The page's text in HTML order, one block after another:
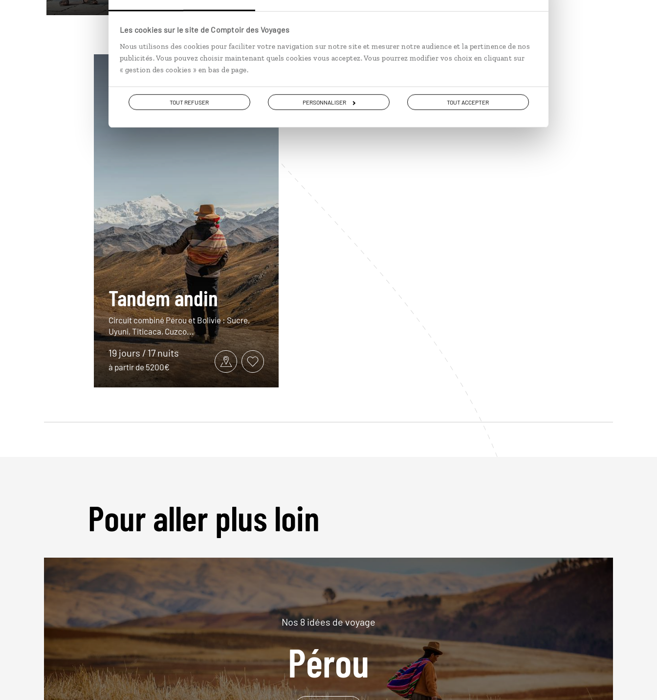
Les cookies sur le site de Comptoir des Voyages
Nous utilisons des cookies pour faciliter votre navigation sur notre site et mesurer notre audience et la pertinence de nos
publicités. Vous pouvez choisir maintenant quels cookies vous acceptez. Vous pourrez modifier vos choix en cliquant sur
« gestion des cookies » en bas de page.
TOUT REFUSER PERSONNALISER TOUT ACCEPTER
Bolivie
Tandem andin
Circuit combiné Pérou et Bolivie : Sucre,
Uyuni, Titicaca, Cuzco...
19 jours / 17 nuits
à partir de 5200€
Pour aller plus loin
Nos 8 idées de voyage
Pérou